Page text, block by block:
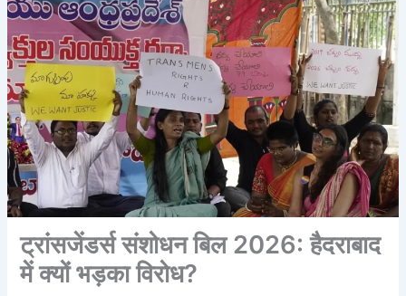
ट्रांसजेंडर्स संशोधन बिल 2026: हैदराबाद
में क्यों भड़का विरोध?